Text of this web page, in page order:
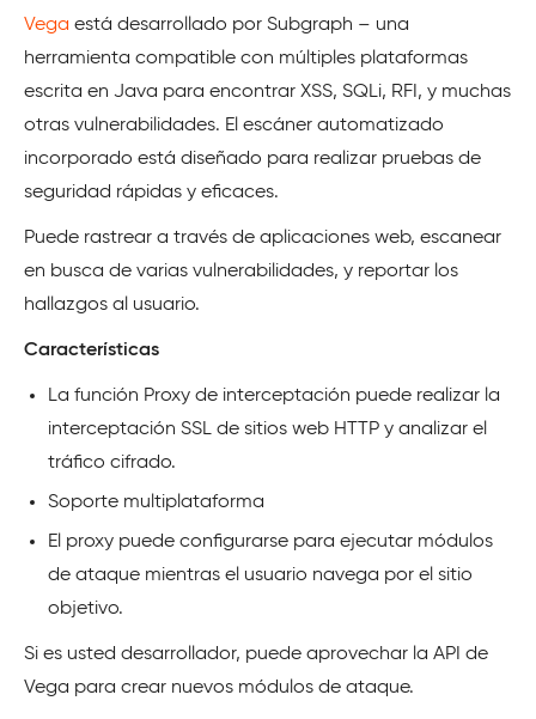
Vega está desarrollado por Subgraph – una
herramienta compatible con múltiples plataformas
escrita en Java para encontrar XSS, SQLi, RFI, y muchas
otras vulnerabilidades. El escáner automatizado
incorporado está diseñado para realizar pruebas de
seguridad rápidas y eficaces.
Puede rastrear a través de aplicaciones web, escanear
en busca de varias vulnerabilidades, y reportar los
hallazgos al usuario.
Características
La función Proxy de interceptación puede realizar la
interceptación SSL de sitios web HTTP y analizar el
tráfico cifrado.
Soporte multiplataforma
El proxy puede configurarse para ejecutar módulos
de ataque mientras el usuario navega por el sitio
objetivo.
Si es usted desarrollador, puede aprovechar la API de
Vega para crear nuevos módulos de ataque.